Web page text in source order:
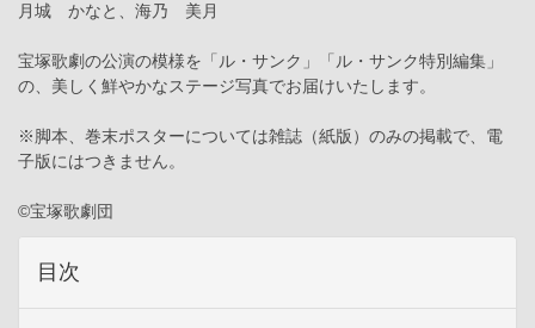
月城 かなと、海乃 美月
宝塚歌劇の公演の模様を「ル・サンク」「ル・サンク特別編集」
の、美しく鮮やかなステージ写真でお届けいたします。
※脚本、巻末ポスターについては雑誌（紙版）のみの掲載で、電
子版にはつきません。
©宝塚歌劇団
目次